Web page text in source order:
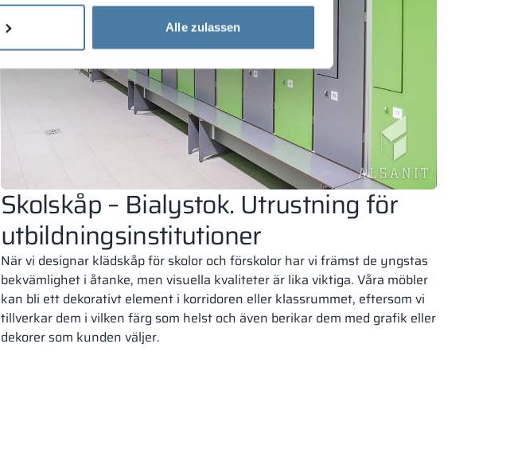
Alle zulassen
Skolskåp – Bialystok. Utrustning för
utbildningsinstitutioner
När vi designar klädskåp för skolor och förskolor har vi främst de yngstas
bekvämlighet i åtanke, men visuella kvaliteter är lika viktiga. Våra möbler
kan bli ett dekorativt element i korridoren eller klassrummet, eftersom vi
tillverkar dem i vilken färg som helst och även berikar dem med grafik eller
dekorer som kunden väljer.